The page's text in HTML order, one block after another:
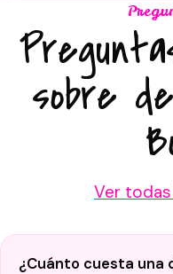
sobre
Ver
¿Cuánto cuesta una